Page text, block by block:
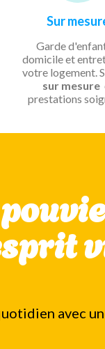
Sur
Garde
domicile et
votre logement.
sur mesure
prestations
avec